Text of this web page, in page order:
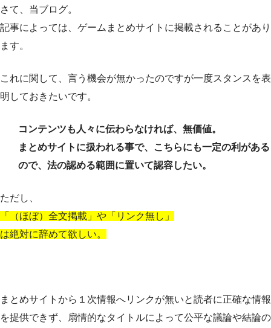
さて、当ブログ。
記事によっては、ゲームまとめサイトに掲載されることがあり
ます。
これに関して、言う機会が無かったのですが一度スタンスを表
明しておきたいです。
コンテンツも人々に伝わらなければ、無価値。
まとめサイトに扱われる事で、こちらにも一定の利がある
ので、法の認める範囲に置いて認容したい。
ただし、
「（ほぼ）全文掲載」や「リンク無し」
は絶対に辞めて欲しい。
まとめサイトから１次情報へリンクが無いと読者に正確な情報
を提供できず、扇情的なタイトルによって公平な議論や結論の